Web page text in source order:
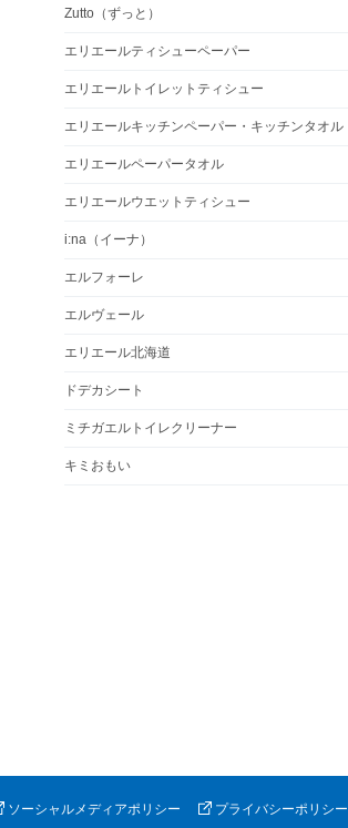
Zutto（ずっと）
エリエールティシューペーパー
エリエールトイレットティシュー
エリエールキッチンペーパー・キッチンタオル
エリエールペーパータオル
エリエールウエットティシュー
i:na（イーナ）
エルフォーレ
エルヴェール
エリエール北海道
ドデカシート
ミチガエルトイレクリーナー
キミおもい
ソーシャルメディアポリシー プライバシーポリシー